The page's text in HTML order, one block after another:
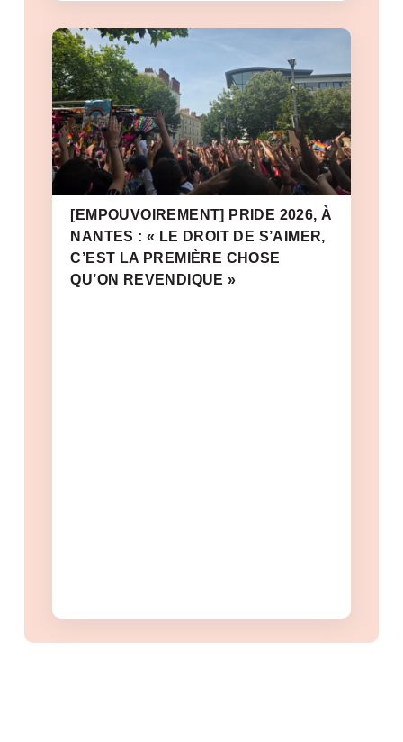
[EMPOUVOIREMENT] PRIDE 2026, À
NANTES : « LE DROIT DE S’AIMER,
C’EST LA PREMIÈRE CHOSE
QU’ON REVENDIQUE »